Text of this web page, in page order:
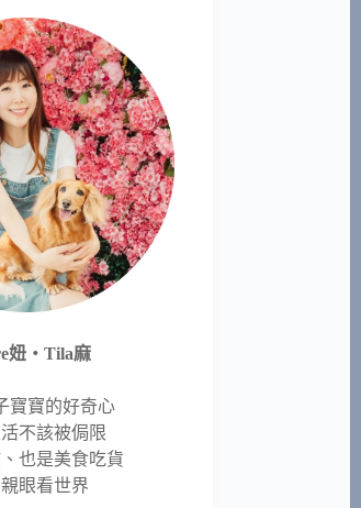
妞‧Tila麻
寶寶的好奇心
不該被侷限
也是美食吃貨
眼看世界